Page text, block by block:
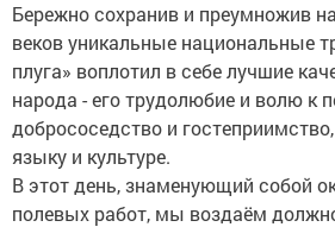
Бережно сохранив и преумножив
веков уникальные национальные
плуга» воплотил в себе лучшие
народа - его трудолюбие и волю к
добрососедство и
языку и культуре.
В этот день, знаменующий собой
полевых работ, мы воздаём